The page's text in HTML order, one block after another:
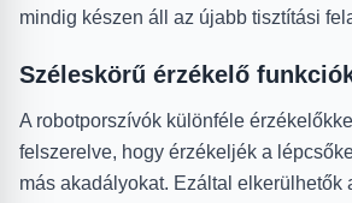
mindig készen áll az újabb tisztítási
Széleskörű érzékelő
A robotporszívók különféle
felszerelve, hogy érzékeljék a
más akadályokat. Ezáltal elkerülhetők